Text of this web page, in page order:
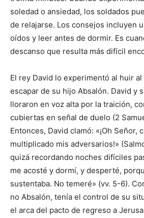
soledad o ansiedad, los soldados
de relajarse. Los consejos incluyen
oídos y leer antes de dormir. Es
descanso que resulta más difícil
El rey David lo experimentó al huir
escapar de su hijo Absalón. David y
lloraron en voz alta por la traición,
cubiertas en señal de duelo (2
Entonces, David clamó: «¡Oh Señor,
multiplicado mis adversarios!»
quizá recordando noches difíciles
me acosté y dormí, y desperté,
sustentaba. No temeré» (vv. 5-6).
no Absalón, tenía el control de su
el arca del pacto de regreso a